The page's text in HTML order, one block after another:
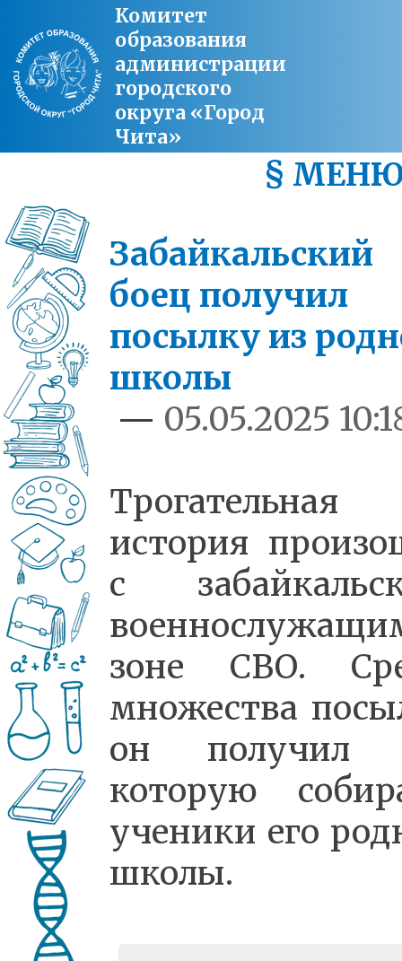
Комитет
образования
администрации
городского
округа «Город
Чита»
§
Забайкальский
боец получил
посылку из
школы
— 05.05.2025
Трогательная
история
с
зоне СВО.
множества
он получил
которую
ученики его
школы.